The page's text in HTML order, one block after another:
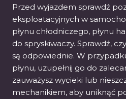
Przed wyjazdem sprawdź
eksploatacyjnych w
płynu chłodniczego, płynu
do spryskiwaczy. Sprawdź,
są odpowiednie. W
płynu, uzupełnij go do
zauważysz wycieki lub
mechanikiem, aby uniknąć